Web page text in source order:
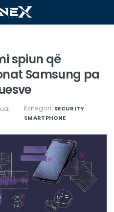
spiun që
Samsung pa
Kategori: SECURITY
SMARTPHONE